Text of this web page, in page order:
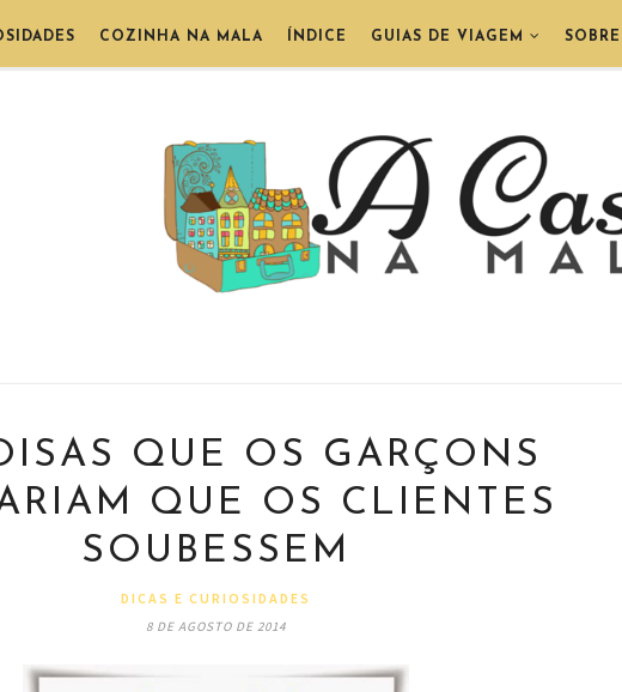
COZINHA NA MALA ÍNDICE GUIAS DE VIAGEM SOBRE
QUE OS GARÇONS
QUE OS CLIENTES
SOUBESSEM
DICAS E CURIOSIDADES
8 DE AGOSTO DE 2014